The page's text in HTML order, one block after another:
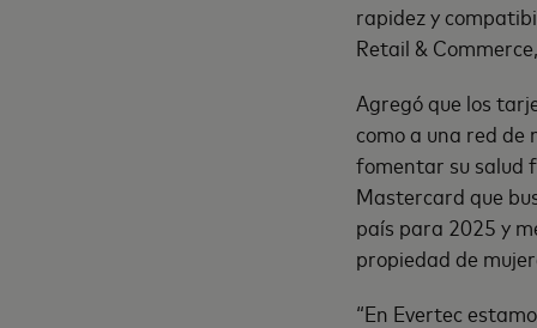
rapidez y
Retail &
Agregó que los
como a una red
fomentar su salud
Mastercard que
país para 2025 y
propiedad de
“En Evertec